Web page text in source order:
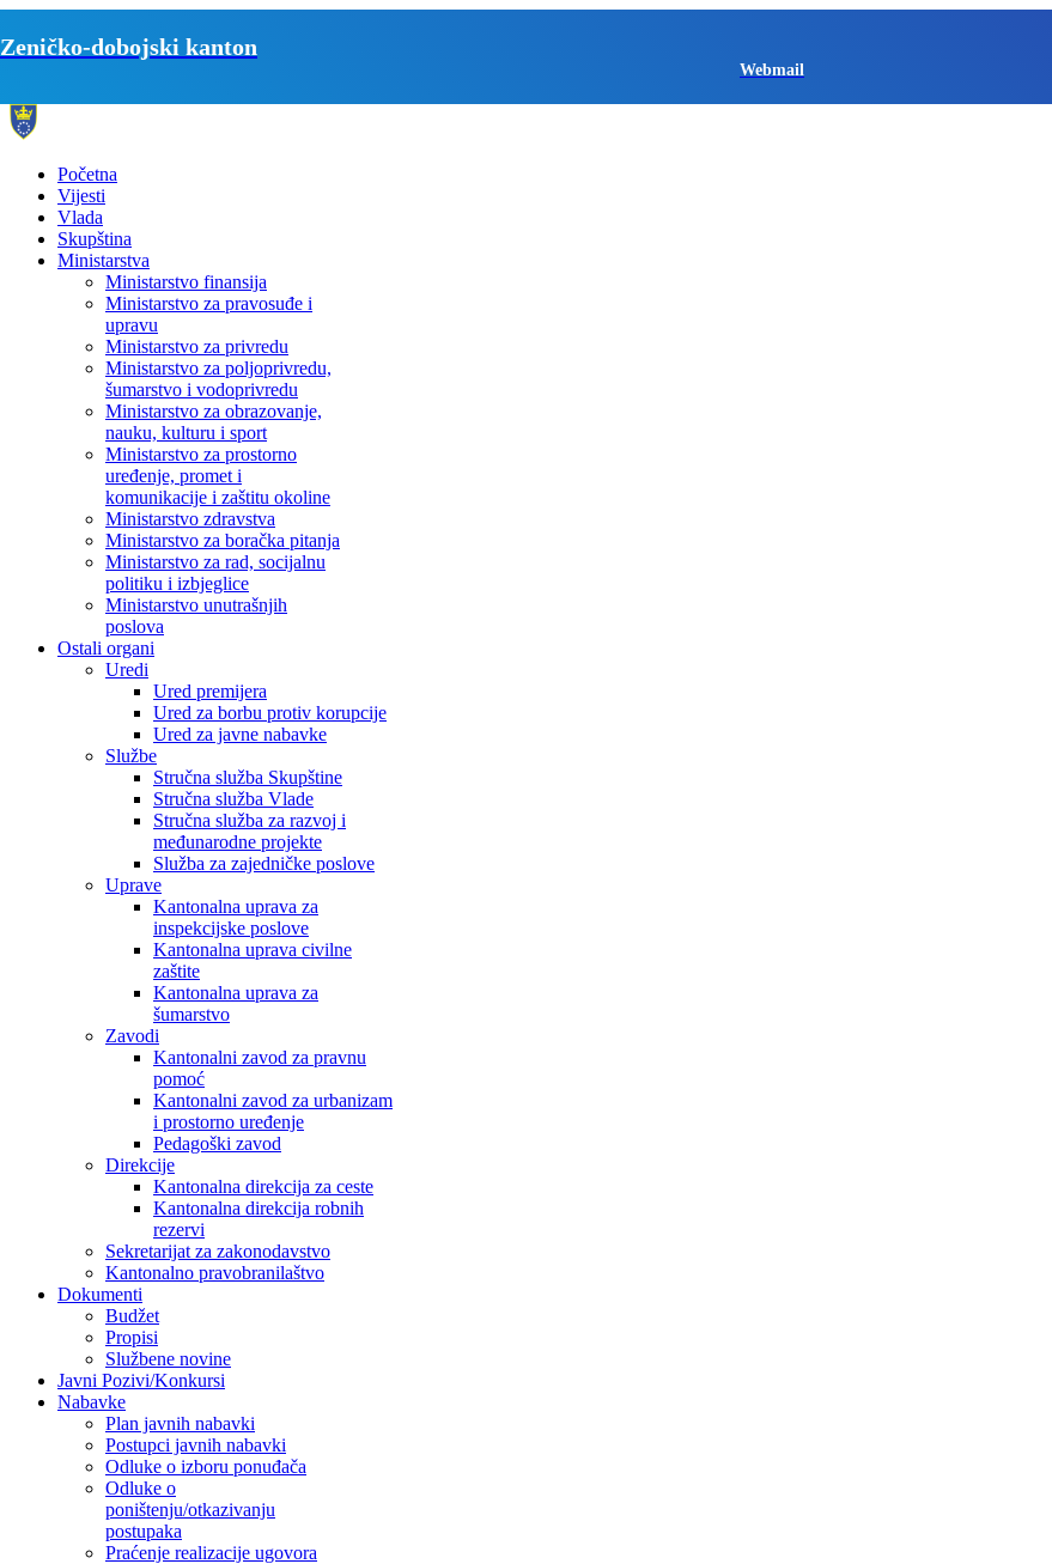
Zeničko-dobojski kanton
Webmail
Početna
Vijesti
Vlada
Skupština
Ministarstva
Ministarstvo finansija
Ministarstvo za pravosuđe i
upravu
Ministarstvo za privredu
Ministarstvo za poljoprivredu,
šumarstvo i vodoprivredu
Ministarstvo za obrazovanje,
nauku, kulturu i sport
Ministarstvo za prostorno
uređenje, promet i
komunikacije i zaštitu okoline
Ministarstvo zdravstva
Ministarstvo za boračka pitanja
Ministarstvo za rad, socijalnu
politiku i izbjeglice
Ministarstvo unutrašnjih
poslova
Ostali organi
Uredi
Ured premijera
Ured za borbu protiv korupcije
Ured za javne nabavke
Službe
Stručna služba Skupštine
Stručna služba Vlade
Stručna služba za razvoj i
međunarodne projekte
Služba za zajedničke poslove
Uprave
Kantonalna uprava za
inspekcijske poslove
Kantonalna uprava civilne
zaštite
Kantonalna uprava za
šumarstvo
Zavodi
Kantonalni zavod za pravnu
pomoć
Kantonalni zavod za urbanizam
i prostorno uređenje
Pedagoški zavod
Direkcije
Kantonalna direkcija za ceste
Kantonalna direkcija robnih
rezervi
Sekretarijat za zakonodavstvo
Kantonalno pravobranilaštvo
Dokumenti
Budžet
Propisi
Službene novine
Javni Pozivi/Konkursi
Nabavke
Plan javnih nabavki
Postupci javnih nabavki
Odluke o izboru ponuđača
Odluke o
poništenju/otkazivanju
postupaka
Praćenje realizacije ugovora